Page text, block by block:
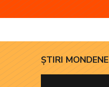
ȘTIRI MONDENE